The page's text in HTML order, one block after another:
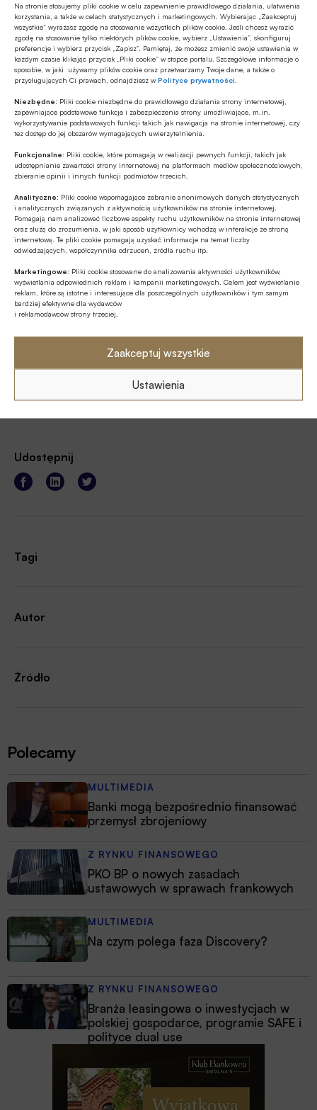
Na stronie stosujemy pliki cookie w celu zapewnienie prawidłowego działania, ułatwienia
korzystania, a także w celach statystycznych i marketingowych. Wybierając „Zaakceptuj
wszystkie” wyrażasz zgodę na stosowanie wszystkich plików cookie. Jeśli chcesz wyrazić
zgodę na stosowanie tylko niektórych plików cookie, wybierz „Ustawienia”, skonfiguruj
preferencje i wybierz przycisk „Zapisz”. Pamiętaj, że możesz zmienić swoje ustawienia w
każdym czasie klikając przycisk „Pliki cookie” w stopce portalu. Szczegółowe informacje o
sposobie, w jaki używamy plików cookie oraz przetwarzamy Twoje dane, a także o
przysługujących Ci prawach, odnajdziesz wPolityce prywatności
Niezbędne: Pliki cookie niezbędne do prawidłowego działania strony internetowej,
zapewniające podstawowe funkcje i zabezpieczenia strony umożliwiające, m.in.
wykorzystywanie podstawowych funkcji takich jak nawigacja na stronie internetowej, czy
tez dostęp do jej obszarów wymagających uwierzytelnienia.
Funkcjonalne: Pliki cookie, które pomagają w realizacji pewnych funkcji, takich jak
udostępnianie zawartości strony internetowej na platformach mediów społecznościowych,
zbieranie opinii i innych funkcji podmiotów trzecich.
Analityczne: Pliki cookie wspomagające zebranie anonimowych danych statystycznych
i analitycznych związanych z aktywnością użytkowników na stronie internetowej.
Pomagają nam analizować liczbowe aspekty ruchu użytkowników na stronie internetowej
oraz służą do zrozumienia, w jaki sposób użytkownicy wchodzą w interakcje ze stroną
internetową. Te pliki cookie pomagają uzyskać informacje na temat liczby
odwiedzających, współczynnika odrzuceń, źródła ruchu itp.
Marketingowe: Pliki cookie stosowane do analizowania aktywności użytkowników,
wyświetlania odpowiednich reklam i kampanii marketingowych. Celem jest wyświetlanie
reklam, które są istotne i interesujące dla poszczególnych użytkowników i tym samym
bardziej efektywne dla wydawców
i reklamodawców strony trzeciej.
Zaakceptuj wszystkie
Ustawienia
regulamin
regulamin
Wyślij SMSa o treści
PLAQC.7BF3
na numer
91900
Koszt wysłania SMSa to19zł
netto (23.37zł z VAT)
Udostępnij
Tagi
Autor
Źródło
Polecamy
MULTIMEDIA
Banki mogą bezpośrednio finansować
przemysł zbrojeniowy
Z RYNKU FINANSOWEGO
PKO BP o nowych zasadach
ustawowych w sprawach frankowych
MULTIMEDIA
Na czym polega faza Discovery?
Z RYNKU FINANSOWEGO
Branża leasingowa o inwestycjach w
polskiej gospodarce, programie SAFE i
polityce dual use